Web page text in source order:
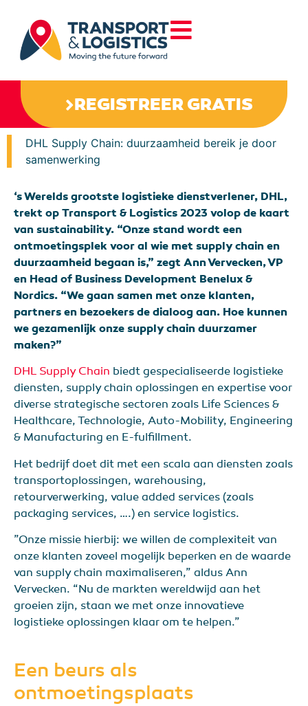
REGISTREER GRATIS
DHL Supply Chain: duurzaamheid bereik je door
samenwerking
‘s Werelds grootste logistieke dienstverlener, DHL,
trekt op Transport & Logistics 2023 volop de kaart
van sustainability. “Onze stand wordt een
ontmoetingsplek voor al wie met supply chain en
duurzaamheid begaan is,” zegt Ann Vervecken, VP
en Head of Business Development Benelux &
Nordics. “We gaan samen met onze klanten,
partners en bezoekers de dialoog aan. Hoe kunnen
we gezamenlijk onze supply chain duurzamer
maken?”
DHL Supply Chain biedt gespecialiseerde logistieke
diensten, supply chain oplossingen en expertise voor
diverse strategische sectoren zoals Life Sciences &
Healthcare, Technologie, Auto-Mobility, Engineering
& Manufacturing en E-fulfillment.
Het bedrijf doet dit met een scala aan diensten zoals
transportoplossingen, warehousing,
retourverwerking, value added services (zoals
packaging services, ….) en service logistics.
”Onze missie hierbij: we willen de complexiteit van
onze klanten zoveel mogelijk beperken en de waarde
van supply chain maximaliseren,” aldus Ann
Vervecken. “Nu de markten wereldwijd aan het
groeien zijn, staan we met onze innovatieve
logistieke oplossingen klaar om te helpen.”
Een beurs als
ontmoetingsplaats